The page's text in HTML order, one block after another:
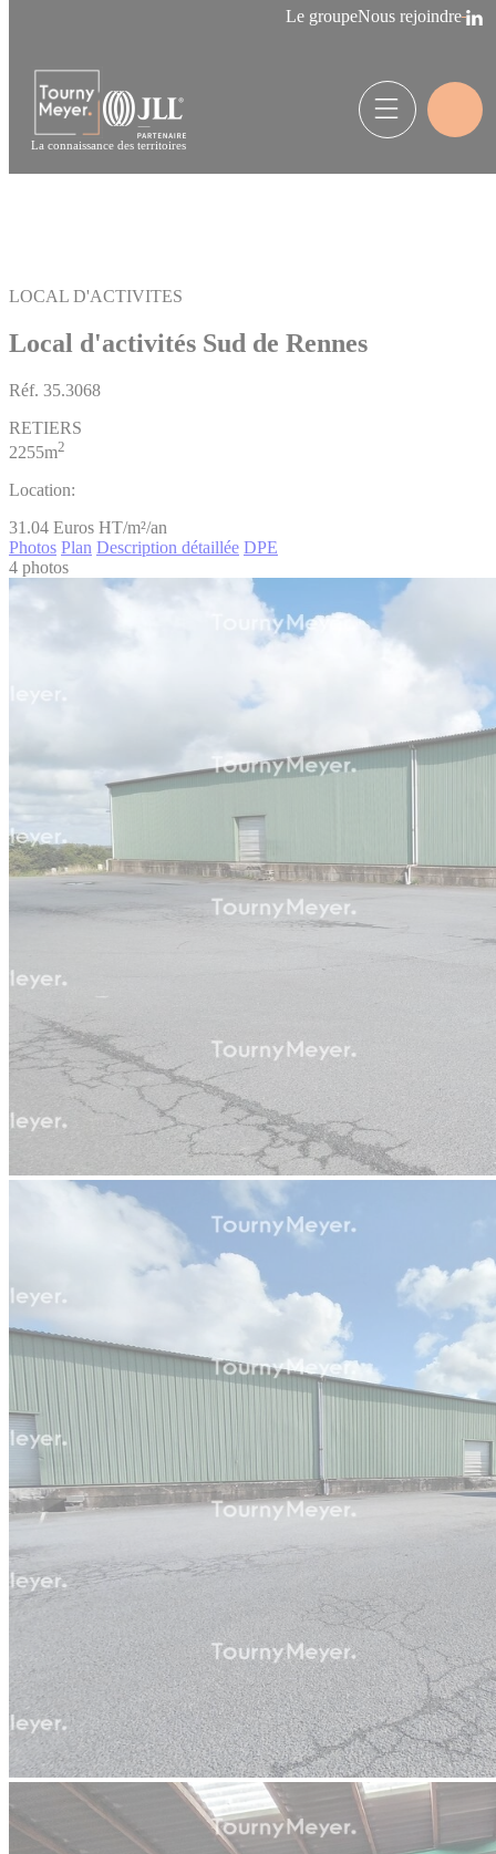
Le groupeNous rejoindre
La connaissance des territoires
LOCAL D'ACTIVITES
Local d'activités Sud de Rennes
Réf. 35.3068
RETIERS
2255m2
Location:
31.04 Euros HT/m²/an
Photos Plan Description détaillée DPE
4 photos